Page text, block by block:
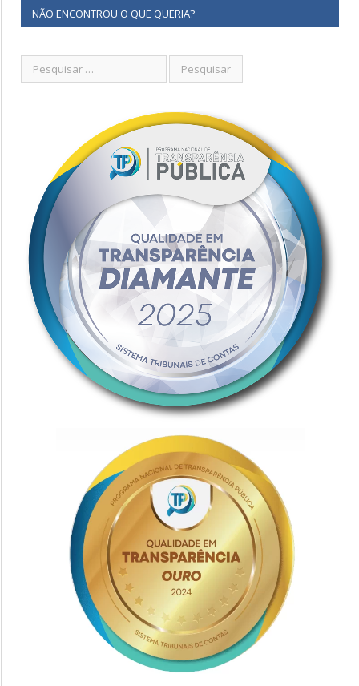
NÃO ENCONTROU O QUE QUERIA?